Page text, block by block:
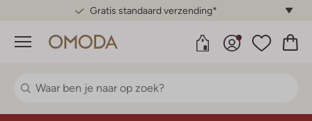
Gratis standaard verzending*
Menu